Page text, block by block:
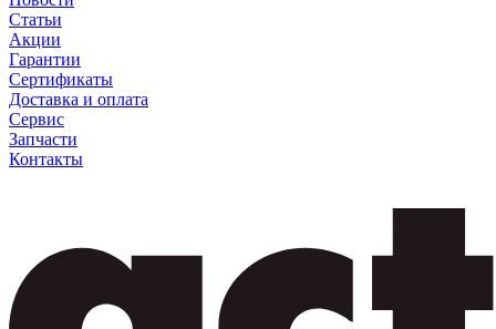
Статьи
Акции
Гарантии
Сертификаты
Доставка и оплата
Сервис
Запчасти
Контакты